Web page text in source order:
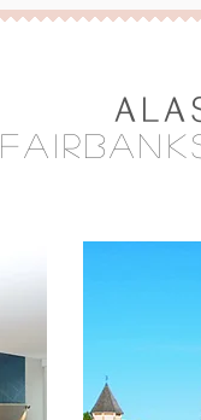
fairbanks